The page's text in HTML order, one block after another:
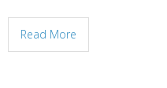
Read More